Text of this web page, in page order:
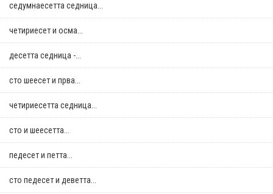
седумнаесетта седница...
четириесет и осма...
десетта седница -...
сто шеесет и прва...
четириесетта седница...
сто и шеесетта...
педесет и петта...
сто педесет и деветта...